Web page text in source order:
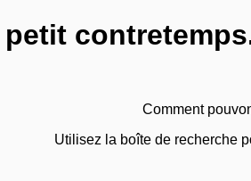
Comment
Utilisez la boîte de recherche